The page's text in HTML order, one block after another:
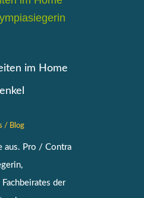
im Home
/ Blog
aus. Pro / Contra
der